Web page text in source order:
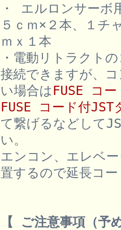
・ エルロンサー
５ｃｍ×２本、１チ
ｍｘ１本
・電動リトラクト
接続できますが、
い場合はFUSE コ
FUSE コード付JST
て繋げるなどして
い。
エンコン、エレベ
置するので延長コ
【 ご注意事項（予